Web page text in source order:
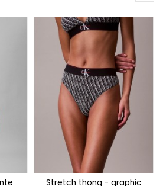
stretch thong - graphic